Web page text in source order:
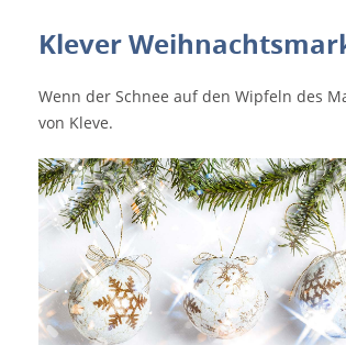
width="335"] ©BillionPhotos.com -
Weihnachtsmarkt findet vom 28.
bis zum 7. Dezember 2025 statt und
der Stadt Kleve. Die Besucher sind
von seiner besonderen Atmosphäre. Sie
schätzen die stimmungsvollen
Lichtelemente innerhalb der
Die immer wieder wechselnden
Illuminationen lassen den Park behaglich
und warm erscheinen. Schön
Klever
Wenn der Schnee auf den Wipfeln des
von Kleve.